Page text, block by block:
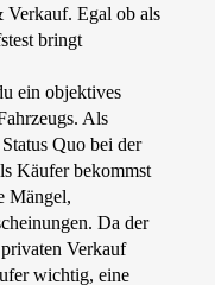
Verkauf. Egal ob als
bringt
ein objektives
Als
Quo bei der
Käufer bekommst
Mängel,
Da der
Verkauf
wichtig, eine